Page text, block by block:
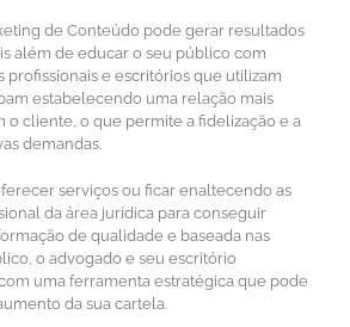
de Conteúdo pode gerar resultados
além de educar o seu público com
profissionais e escritórios que utilizam
estabelecendo uma relação mais
o cliente, o que permite a fidelização e a
demandas.
serviços ou ficar enaltecendo as
da área jurídica para conseguir
de qualidade e baseada nas
o advogado e seu escritório
uma ferramenta estratégica que pode
da sua cartela.